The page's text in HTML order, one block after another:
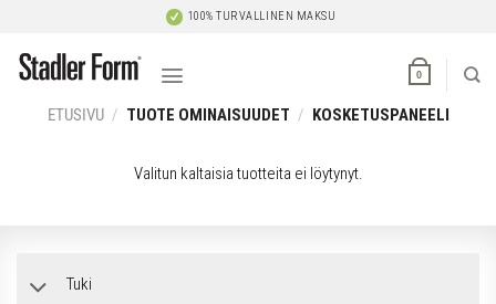
content
100% TURVALLINEN MAKSU
0
ETUSIVU / TUOTE OMINAISUUDET / KOSKETUSPANEELI
Valitun kaltaisia tuotteita ei löytynyt.
Tuki